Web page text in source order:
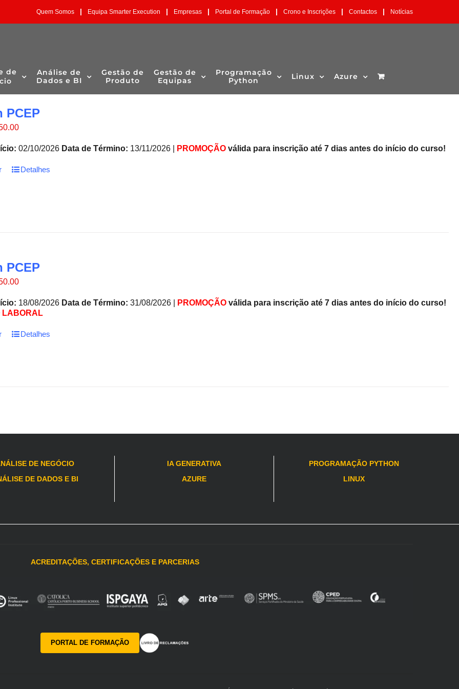
Quem Somos | Equipa Smarter Execution | Empresas | Portal de Formação | Crono e Inscrições | Contactos | Notícias
de
Análise de
Dados e BI
Gestão de
Produto
Gestão de
Equipas
Programação
Python
Linux Azure
PCEP
O
atual
€850.00.
02/10/2026 Data de Término: 13/11/2026 | PROMOÇÃO válida para inscrição até 7 dias antes do início do curso!
Detalhes
PCEP
O
atual
é:
18/08/2026 Data de Término: 31/08/2026 | PROMOÇÃO válida para inscrição até 7 dias antes do início do curso!
LABORAL
Detalhes
DE NEGÓCIO
DE DADOS E BI
IA GENERATIVA
AZURE
PROGRAMAÇÃO PYTHON
LINUX
ACREDITAÇÕES, CERTIFICAÇÕES E PARCERIAS
PORTAL DE FORMAÇÃO